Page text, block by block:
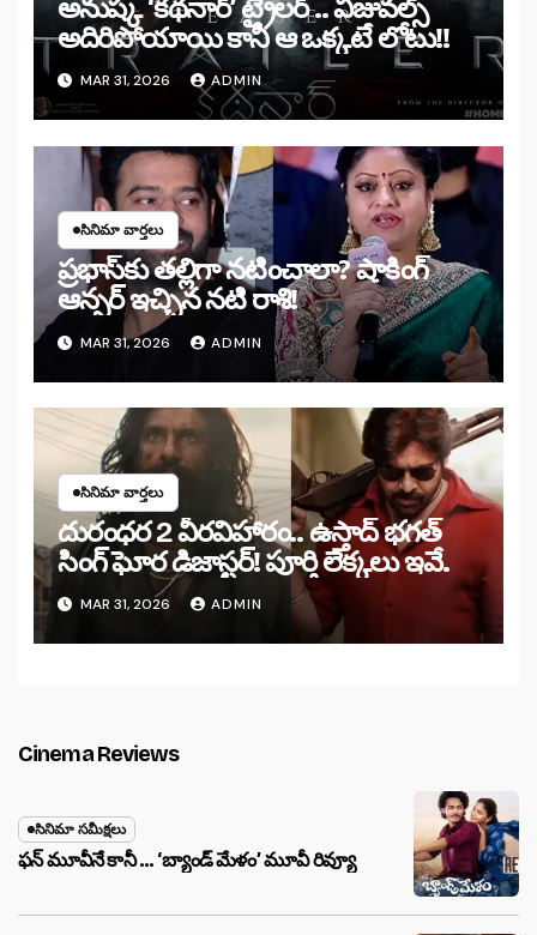
అనుష్క ‘కథనార్’ ట్రైలర్ .. విజువల్స్
అదిరిపోయాయి కానీ ఆ ఒక్కటే లోటు!!
MAR 31, 2026 ADMIN
సినిమా వార్తలు
ప్రభాస్‌కు తల్లిగా నటించాలా? షాకింగ్
ఆన్సర్ ఇచ్చిన నటి రాశి!
MAR 31, 2026 ADMIN
సినిమా వార్తలు
దురంధర 2 వీరవిహారం.. ఉస్తాద్ భగత్
సింగ్ ఘోర డిజాస్టర్! పూర్తి లెక్కలు ఇవే.
MAR 31, 2026 ADMIN
Cinema Reviews
సినిమా సమీక్షలు
ఫన్ మూవీనే కానీ … ‘బ్యాండ్‌ మేళం’ మూవీ రివ్యూ